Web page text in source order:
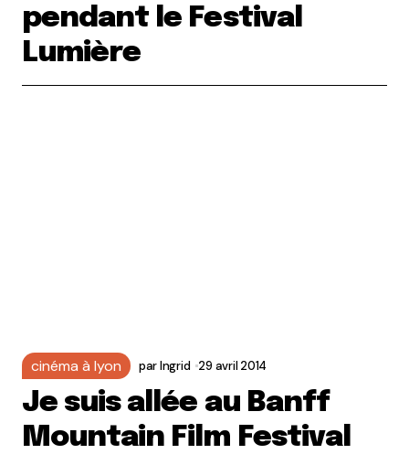
pendant le Festival
Lumière
cinéma à lyon parIngrid 29 avril 2014
Je suis allée au Banff
Mountain Film Festival